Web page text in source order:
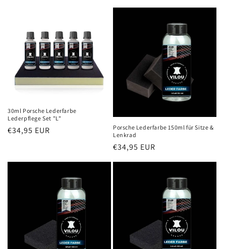
30ml Porsche Lederfarbe
Lederpflege Set "L"
Normaler
€34,95 EUR
Porsche Lederfarbe 150ml für Sitze &
Lenkrad
Normaler
€34,95 EUR